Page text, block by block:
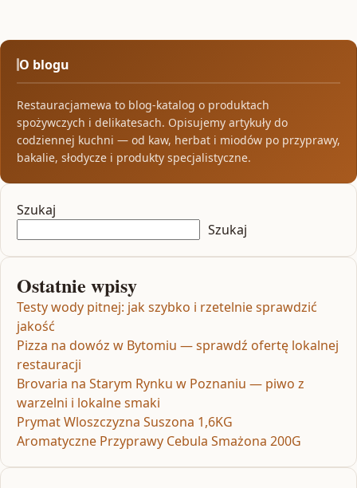
O blogu
Restauracjamewa to blog-katalog o produktach
spożywczych i delikatesach. Opisujemy artykuły do
codziennej kuchni — od kaw, herbat i miodów po przyprawy,
bakalie, słodycze i produkty specjalistyczne.
Szukaj
Szukaj
Ostatnie wpisy
Testy wody pitnej: jak szybko i rzetelnie sprawdzić
jakość
Pizza na dowóz w Bytomiu — sprawdź ofertę lokalnej
restauracji
Brovaria na Starym Rynku w Poznaniu — piwo z
warzelni i lokalne smaki
Prymat Wloszczyzna Suszona 1,6KG
Aromatyczne Przyprawy Cebula Smażona 200G